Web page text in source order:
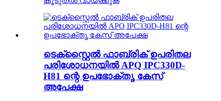
ടെക്സ്റ്റൈൽ ഫാബ്രിക് ഉപരിതല
പരിശോധനയിൽ APQ IPC330D-
H81 ന്റെ ഉപഭോക്തൃ കേസ്
അപേക്ഷ